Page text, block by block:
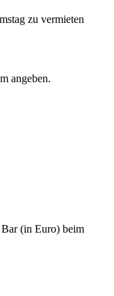
zu vermieten
angeben.
(in Euro) beim